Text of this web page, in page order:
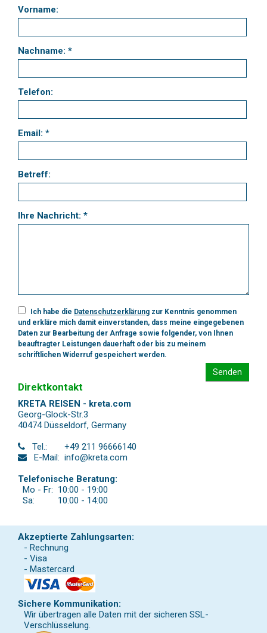
Vorname:
Nachname: *
Telefon:
Email: *
Betreff:
Ihre Nachricht: *
Ich habe die Datenschutzerklärung zur Kenntnis genommen
und erkläre mich damit einverstanden, dass meine eingegebenen
Daten zur Bearbeitung der Anfrage sowie folgender, von Ihnen
beauftragter Leistungen dauerhaft oder bis zu meinem
schriftlichen Widerruf gespeichert werden.
Senden
Direktkontakt
KRETA REISEN - kreta.com
Georg-Glock-Str.3
40474 Düsseldorf, Germany
Tel.:
+49 211 96666140
E-Mail: info@kreta.com
Telefonische Beratung:
Mo - Fr: 10:00 - 19:00
Sa:
10:00 - 14:00
Akzeptierte Zahlungsarten:
- Rechnung
- Visa
- Mastercard
Sichere Kommunikation:
Wir übertragen alle Daten mit der sicheren SSL-
Verschlüsselung.